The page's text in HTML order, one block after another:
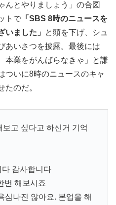
んとやりましょう」の合図
トで 「SBS 8時のニュースを
いました」
と頭を下げ、シュ
あいさつを披露。最後には
本業をがんばらなきゃ」と謙
ついに8時のニュースのキャ
たのだ。
고 싶다고 하신거 기억
감사합니다
번 해보시죠
심나진 않아요. 본업을 해